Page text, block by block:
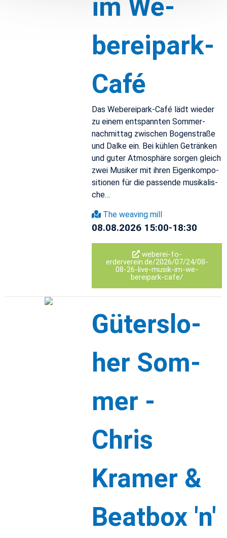
im We­
bereipark-
Café
Das We­bereipark-Café lädt wieder
zu einem entspan­nten Som­mer­
nach­mit­tag zwis­chen Bo­gen­straße
und Dalke ein. Bei kühlen Getränken
und guter At­mo­sphäre sor­gen gle­ich
zwei Musiker mit ihren Eigenkom­po­
si­tio­nen für die passende musikalis­
che…
The weav­ing mill
08.08.2026 15:00-18:30
we­berei-fo­
erderverein.de/2026/07/24/08-
08-26-live-musik-im-we­
bereipark-cafe/
Güter­slo­
her Som­
mer -
Chris
Kramer &
Beat­box 'n'